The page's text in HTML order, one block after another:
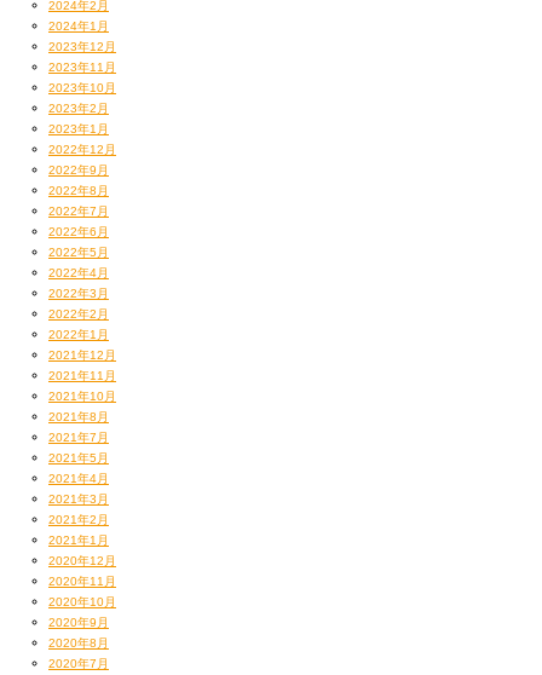
落ち着くついでに…
展示会場＝お店の地下にある格闘技道場を見学。
有名プロ格闘家の方もここで練習しているそうです。
たぶん、こんな感じでしょうか？？
2024年2月
2024年1月
2023年12月
2023年11月
2023年10月
2023年2月
2023年1月
2022年12月
2022年9月
2022年8月
2022年7月
2022年6月
2022年5月
2022年4月
2022年3月
2022年2月
2022年1月
2021年12月
2021年11月
2021年10月
2021年8月
2021年7月
2021年5月
2021年4月
2021年3月
2021年2月
2021年1月
2020年12月
2020年11月
2020年10月
2020年9月
2020年8月
2020年7月